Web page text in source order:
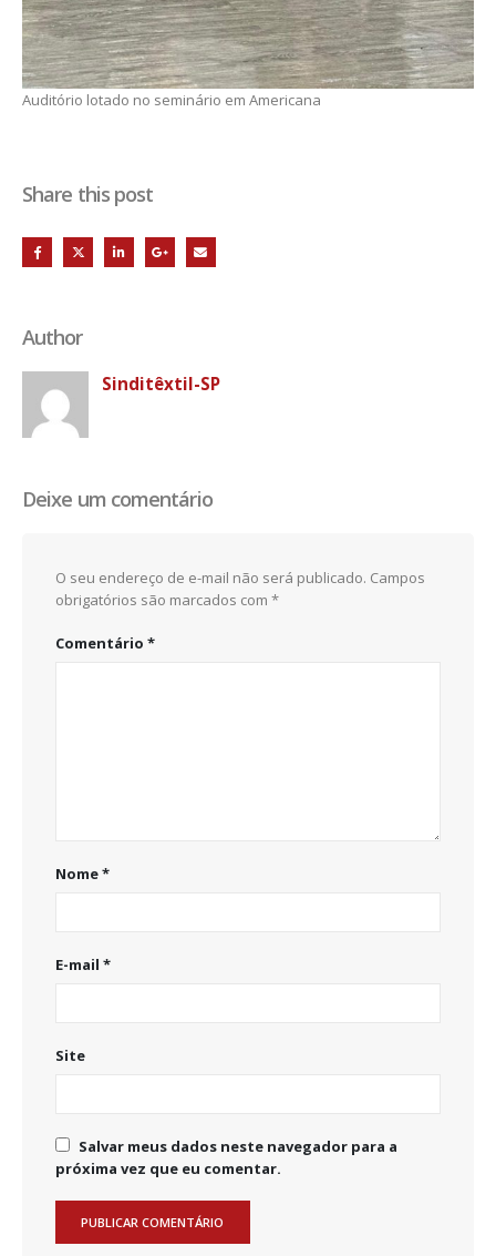
Auditório lotado no seminário em Americana
Share this post
Author
Sinditêxtil-SP
Deixe um comentário
O seu endereço de e-mail não será publicado. Campos
obrigatórios são marcados com *
Comentário *
Nome*
E-mail *
Site
Salvar meus dados neste navegador para a
próxima vez que eu comentar.